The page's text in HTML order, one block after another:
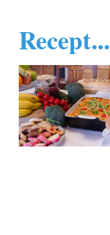
Recept...